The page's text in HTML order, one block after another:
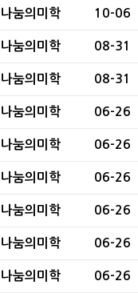
나눔의미학 10-06
나눔의미학 08-31
나눔의미학 08-31
나눔의미학 06-26
나눔의미학 06-26
나눔의미학 06-26
나눔의미학 06-26
나눔의미학 06-26
나눔의미학 06-26